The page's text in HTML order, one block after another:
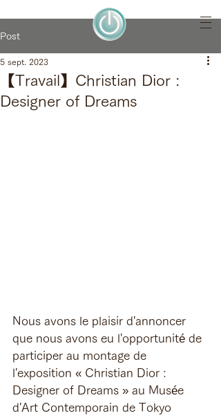
Post
【Travail】Christian Dior :
Designer of Dreams
5 sept. 2023
Nous avons le plaisir d'annoncer
que nous avons eu l'opportunité de
participer au montage de
l'exposition « Christian Dior :
Designer of Dreams » au Musée
d'Art Contemporain de Tokyo